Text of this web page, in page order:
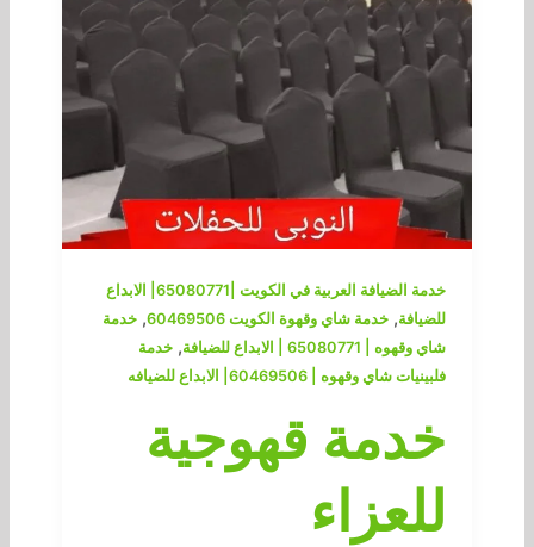
خدمة الضيافة العربية في الكويت |65080771| الابداع
للضيافة,خدمة شاي وقهوة الكويت 60469506 ,خدمة
شاي وقهوه | 65080771 | الابداع للضيافة
,خدمة
فلبينيات شاي وقهوه | 60469506| الابداع للضيافه
خدمة قهوجية
للعزاء